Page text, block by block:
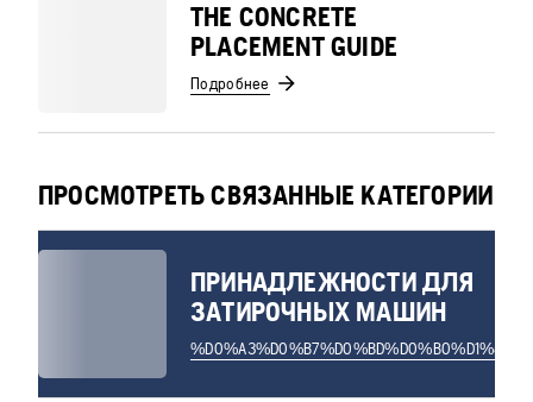
THE CONCRETE
PLACEMENT GUIDE
Подробнее
ПРОСМОТРЕТЬ СВЯЗАННЫЕ КАТЕГОРИИ
ПРИНАДЛЕЖНОСТИ ДЛЯ
ЗАТИРОЧНЫХ МАШИН